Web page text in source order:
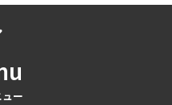
ー